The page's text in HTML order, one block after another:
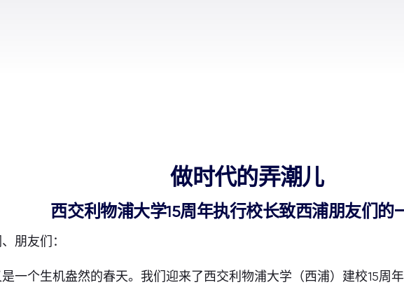
做时代的弄潮儿
西交利物浦大学15周年执行校长致西浦朋友们的
朋友们：
一个生机盎然的春天。我们迎来了西交利物浦大学（西浦）建校15周年